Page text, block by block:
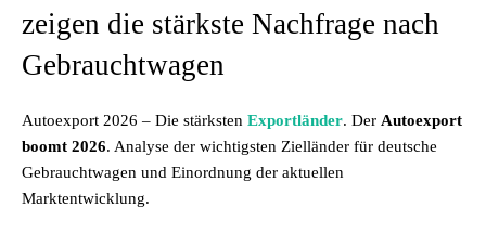
zeigen die stärkste Nachfrage nach
Gebrauchtwagen
Autoexport 2026 – Die stärksten Exportländer. Der Autoexport
boomt 2026. Analyse der wichtigsten Zielländer für deutsche
Gebrauchtwagen und Einordnung der aktuellen
Marktentwicklung.